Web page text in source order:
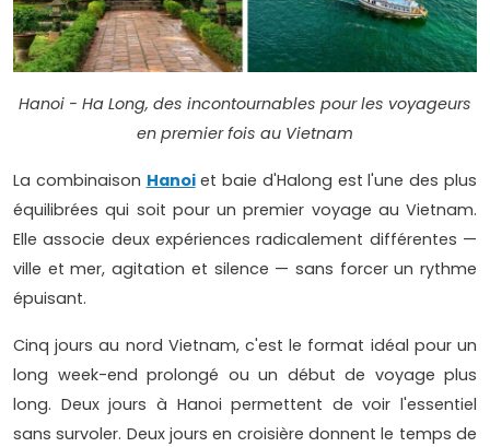
Hanoi - Ha Long, des incontournables pour les voyageurs
en premier fois au Vietnam
La combinaison Hanoiet baie d'Halong est l'une des plus
équilibrées qui soit pour un premier voyage au Vietnam.
Elle associe deux expériences radicalement différentes —
ville et mer, agitation et silence — sans forcer un rythme
épuisant.
Cinq jours au nord Vietnam, c'est le format idéal pour un
long week-end prolongé ou un début de voyage plus
long. Deux jours à Hanoi permettent de voir l'essentiel
sans survoler. Deux jours en croisière donnent le temps de